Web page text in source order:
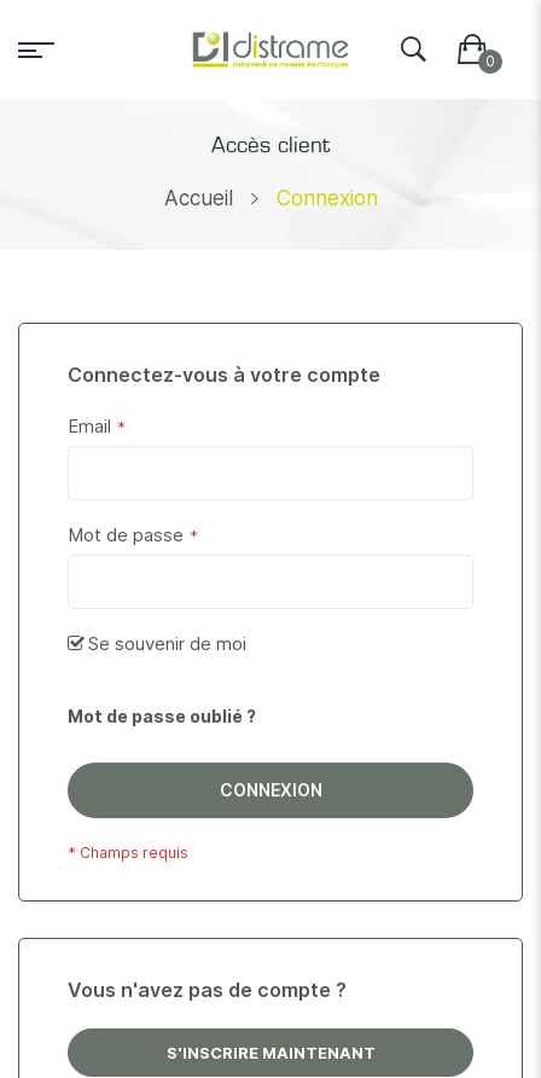
Accès client
Accueil Connexion
Connectez-vous à votre compte
Email
Mot de passe
Se souvenir de moi
Mot de passe oublié ?
CONNEXION
Vous n'avez pas de compte ?
S'INSCRIRE MAINTENANT